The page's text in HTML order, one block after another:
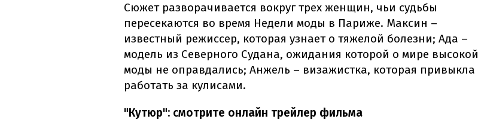
Сюжет разворачивается вокруг трех женщин, чьи судьбы
пересекаются во время Недели моды в Париже. Максин –
известный режиссер, которая узнает о тяжелой болезни; Ада –
модель из Северного Судана, ожидания которой о мире высокой
моды не оправдались; Анжель – визажистка, которая привыкла
работать за кулисами.
"Кутюр": смотрите онлайн трейлер фильма